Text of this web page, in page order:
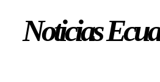
Noticias